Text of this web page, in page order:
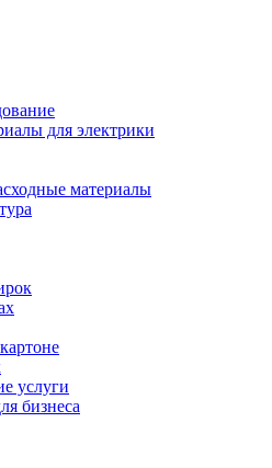
для электрики
материалы
услуги
бизнеса